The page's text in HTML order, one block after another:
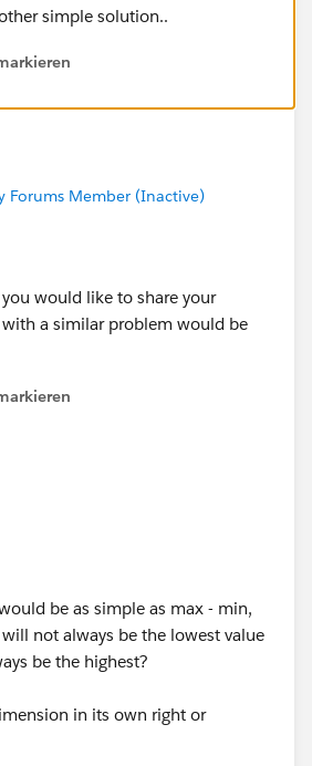
simple solution..
Forums Member (Inactive)
would like to share your
a similar problem would be
be as simple as max - min,
not always be the lowest value
be the highest?
in its own right or